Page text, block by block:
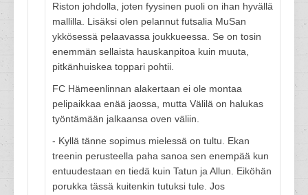
Riston johdolla, joten fyysinen puoli on ihan hyvällä
mallilla. Lisäksi olen pelannut futsalia MuSan
ykkösessä pelaavassa joukkueessa. Se on tosin
enemmän sellaista hauskanpitoa kuin muuta,
pitkänhuiskea toppari pohtii.
FC Hämeenlinnan alakertaan ei ole montaa
pelipaikkaa enää jaossa, mutta Välilä on halukas
työntämään jalkaansa oven väliin.
- Kyllä tänne sopimus mielessä on tultu. Ekan
treenin perusteella paha sanoa sen enempää kun
entuudestaan en tiedä kuin Tatun ja Allun. Eiköhän
porukka tässä kuitenkin tutuksi tule. Jos